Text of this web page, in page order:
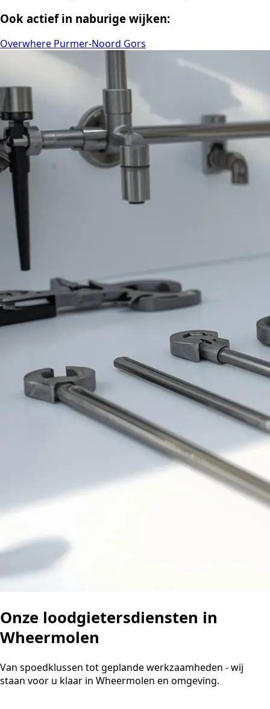
Ook actief in naburige wijken:
Overwhere Purmer-Noord Gors
Onze loodgietersdiensten in
Wheermolen
Van spoedklussen tot geplande werkzaamheden - wij
staan voor u klaar in Wheermolen en omgeving.